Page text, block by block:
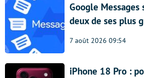
Google Messages
deux de ses plus
7 août 2026 09:54
iPhone 18 Pro :